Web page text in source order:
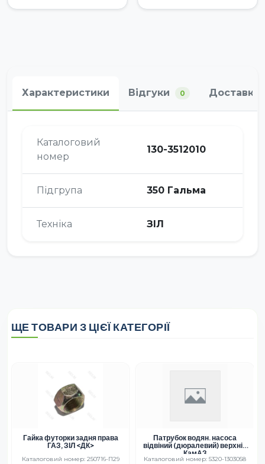
Характеристики Відгуки 0 Доставка
Каталоговий
номер
130-3512010
Підгрупа 350 Гальма
Техніка ЗІЛ
ЩЕ ТОВАРИ З ЦІЄЇ КАТЕГОРІЇ
Гайка футорки задня права
ГАЗ, ЗІЛ <ДК>
Каталоговий номер: 250716-П29
Патрубок водян. насоса
відвіний (дюралевий) верхній
КамАЗ
Каталоговий номер: 5320-1303058